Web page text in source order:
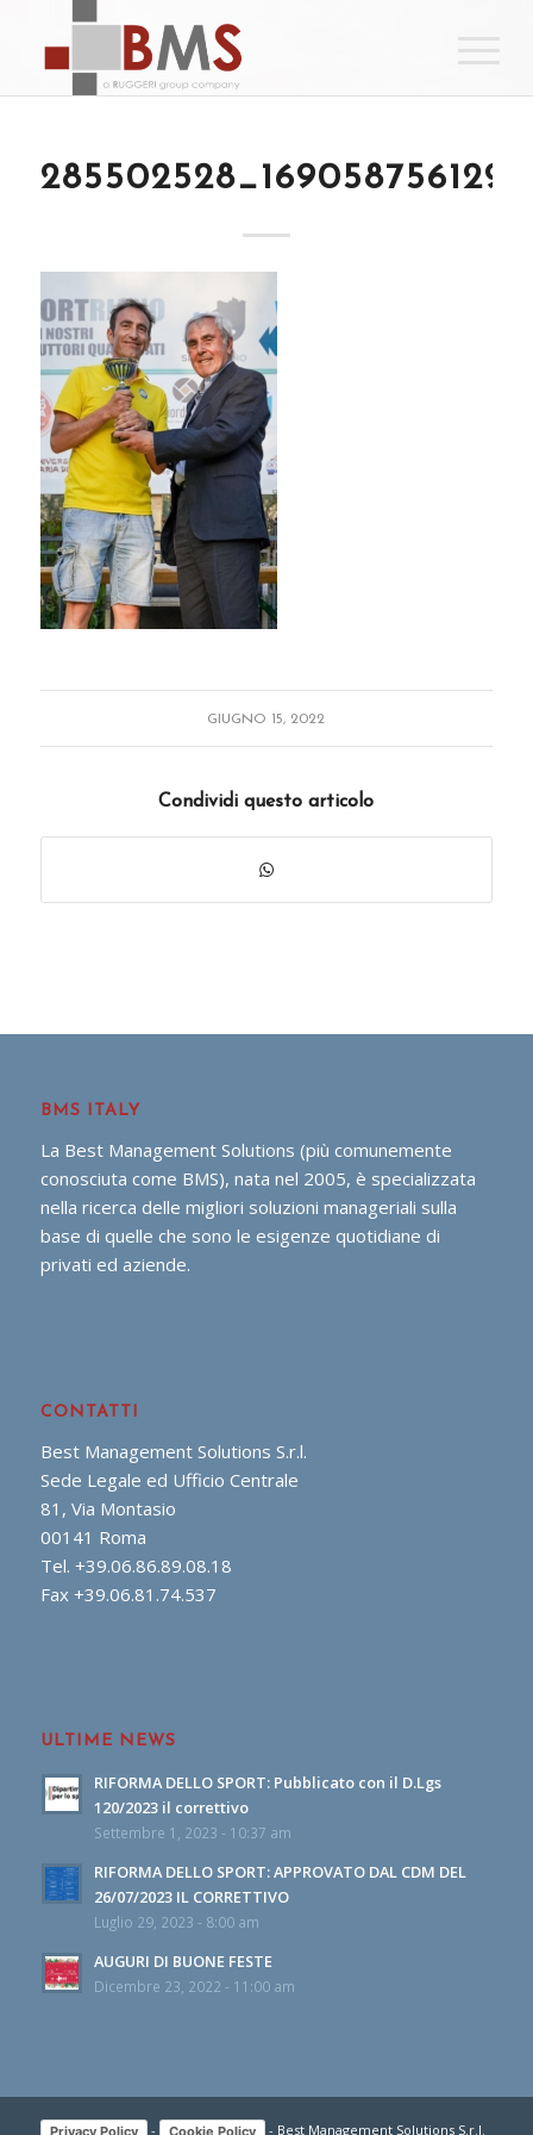
GIUGNO 15, 2022
Condividi questo articolo
BMS ITALY
La Best Management Solutions (più comunemente
conosciuta come BMS), nata nel 2005, è specializzata
nella ricerca delle migliori soluzioni manageriali sulla
base di quelle che sono le esigenze quotidiane di
privati ed aziende.
CONTATTI
Best Management Solutions S.r.l.
Sede Legale ed Ufficio Centrale
81, Via Montasio
00141 Roma
Tel. +39.06.86.89.08.18
Fax +39.06.81.74.537
ULTIME NEWS
RIFORMA DELLO SPORT: Pubblicato con il D.Lgs
120/2023 il correttivo
Settembre 1, 2023 - 10:37 am
RIFORMA DELLO SPORT: APPROVATO DAL CDM DEL
26/07/2023 IL CORRETTIVO
Luglio 29, 2023 - 8:00 am
AUGURI DI BUONE FESTE
Dicembre 23, 2022 - 11:00 am
Privacy Policy - Cookie Policy - Best Management Solutions S.r.l.